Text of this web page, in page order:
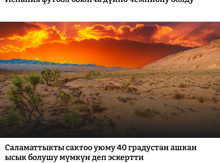
Саламаттыкты сактоо уюму 40 градустан ашкан
ысык болушу мүмкүн деп эскертти